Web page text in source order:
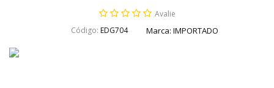
venda
Avalie
Código: EDG704 Marca: IMPORTADO